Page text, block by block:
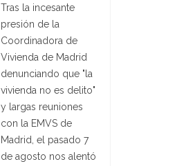
Tras la incesante
presión de la
Coordinadora de
Vivienda de Madrid
denunciando que "la
vivienda no es delito"
y largas reuniones
con la EMVS de
Madrid, el pasado 7
de agosto nos alentó